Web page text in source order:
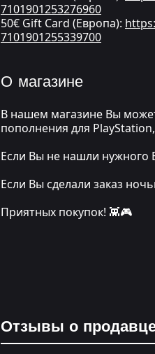
7101901253276960
50€ Gift Card (Европа):
7101901255339700
О магазине
В нашем магазине Вы
пополнения для
Если Вы не нашли нужного
Если Вы сделали заказ
Приятных покупок! 👾🎮
Отзывы о